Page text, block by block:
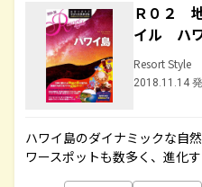
Ｒ０２
イル ハ
Resort Style
2018.11.14
ハワイ島のダイナミックな自
ワースポットも数多く、進化